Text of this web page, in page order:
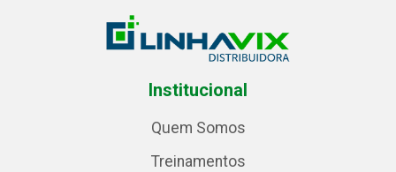
Institucional
Quem Somos
Treinamentos